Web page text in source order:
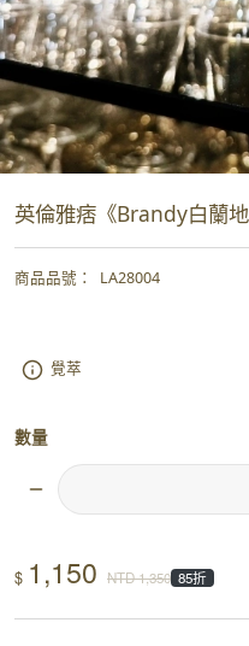
英倫雅痞《Brandy白蘭
商品品號 ： LA28004
覺萃
數量
$ 1,150 NTD1,350 85折